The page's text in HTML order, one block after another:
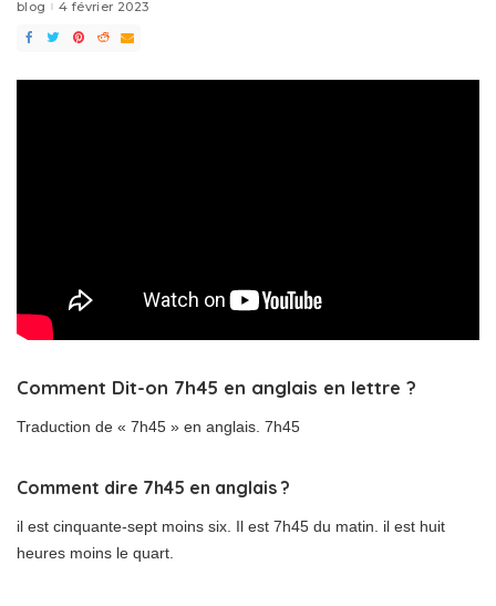
blog 4 février 2023
Comment Dit-on 7h45 en anglais en lettre ?
Traduction de « 7h45 » en anglais. 7h45
Comment dire 7h45 en anglais ?
il est cinquante-sept moins six. Il est 7h45 du matin. il est huit
heures moins le quart.